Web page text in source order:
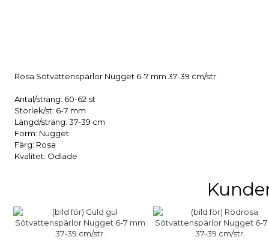
Rosa Sötvattenspärlor Nugget 6-7 mm 37-39 cm/str.
Antal/sträng: 60-62 st
Storlek/st: 6-7 mm
Längd/sträng: 37-39 cm
Form: Nugget
Färg: Rosa
Kvalitet: Odlade